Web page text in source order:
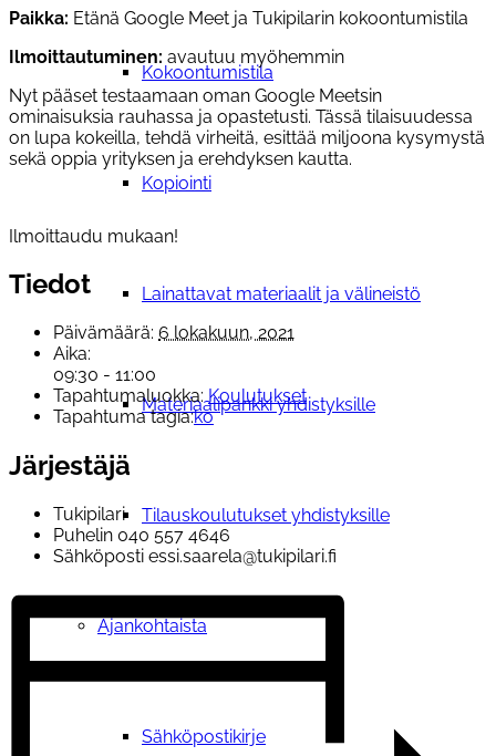
Kokoontumistila
Kopiointi
Lainattavat materiaalit ja välineistö
Materiaalipankki yhdistyksille
Tilauskoulutukset yhdistyksille
Ajankohtaista
Sähköpostikirje
Paikka: Etänä Google Meet ja Tukipilarin kokoontumistila
Ilmoittautuminen: avautuu myöhemmin
Nyt pääset testaamaan oman Google Meetsin
ominaisuksia rauhassa ja opastetusti. Tässä tilaisuudessa
on lupa kokeilla, tehdä virheitä, esittää miljoona kysymystä
sekä oppia yrityksen ja erehdyksen kautta.
Ilmoittaudu mukaan!
Tiedot
Päivämäärä: 6 lokakuun, 2021
Aika:
09:30 - 11:00
Tapahtumaluokka: Koulutukset
Tapahtuma tagia:ko
Järjestäjä
Tukipilari
Puhelin 040 557 4646
Sähköposti essi.saarela@tukipilari.fi